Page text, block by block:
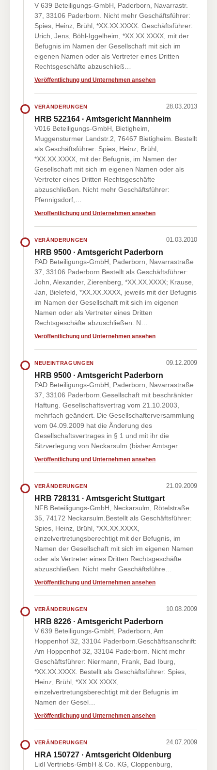
V 639 Beteiligungs-GmbH, Paderborn, Navarrastr.
37, 33106 Paderborn. Nicht mehr Geschäftsführer:
Spies, Heinz, Brühl, *XX.XX.XXXX. Geschäftsführer:
Urich, Jens, Böhl-Iggelheim, *XX.XX.XXXX, mit der
Befugnis im Namen der Gesellschaft mit sich im
eigenen Namen oder als Vertreter eines Dritten
Rechtsgeschäfte abzuschließ…
Veröffentlichung und Unternehmen ansehen
VERÄNDERUNGEN 28.03.2013
HRB 522164 · Amtsgericht Mannheim
V016 Beteiligungs-GmbH, Bietigheim,
Muggensturmer Landstr.2, 76467 Bietigheim. Bestellt
als Geschäftsführer: Spies, Heinz, Brühl,
*XX.XX.XXXX, mit der Befugnis, im Namen der
Gesellschaft mit sich im eigenen Namen oder als
Vertreter eines Dritten Rechtsgeschäfte
abzuschließen. Nicht mehr Geschäftsführer:
Pfennigsdorf,…
Veröffentlichung und Unternehmen ansehen
VERÄNDERUNGEN 01.03.2010
HRB 9500 · Amtsgericht Paderborn
PAD Beteiligungs-GmbH, Paderborn, Navarrastraße
37, 33106 Paderborn.Bestellt als Geschäftsführer:
John, Alexander, Zierenberg, *XX.XX.XXXX; Krause,
Jan, Bielefeld, *XX.XX.XXXX, jeweils mit der Befugnis
im Namen der Gesellschaft mit sich im eigenen
Namen oder als Vertreter eines Dritten
Rechtsgeschäfte abzuschließen. N…
Veröffentlichung und Unternehmen ansehen
NEUEINTRAGUNGEN 09.12.2009
HRB 9500 · Amtsgericht Paderborn
PAD Beteiligungs-GmbH, Paderborn, Navarrastraße
37, 33106 Paderborn.Gesellschaft mit beschränkter
Haftung. Gesellschaftsvertrag vom 21.10.2003,
mehrfach geändert. Die Gesellschafterversammlung
vom 04.09.2009 hat die Änderung des
Gesellschaftsvertrages in § 1 und mit ihr die
Sitzverlegung von Neckarsulm (bisher Amtsger…
Veröffentlichung und Unternehmen ansehen
VERÄNDERUNGEN 21.09.2009
HRB 728131 · Amtsgericht Stuttgart
NFB Beteiligungs-GmbH, Neckarsulm, Rötelstraße
35, 74172 Neckarsulm.Bestellt als Geschäftsführer:
Spies, Heinz, Brühl, *XX.XX.XXXX,
einzelvertretungsberechtigt mit der Befugnis, im
Namen der Gesellschaft mit sich im eigenen Namen
oder als Vertreter eines Dritten Rechtsgeschäfte
abzuschließen. Nicht mehr Geschäftsführe…
Veröffentlichung und Unternehmen ansehen
VERÄNDERUNGEN 10.08.2009
HRB 8226 · Amtsgericht Paderborn
V 639 Beteiligungs-GmbH, Paderborn, Am
Hoppenhof 32, 33104 Paderborn.Geschäftsanschrift:
Am Hoppenhof 32, 33104 Paderborn. Nicht mehr
Geschäftsführer: Niermann, Frank, Bad Iburg,
*XX.XX.XXXX. Bestellt als Geschäftsführer: Spies,
Heinz, Brühl, *XX.XX.XXXX,
einzelvertretungsberechtigt mit der Befugnis im
Namen der Gesel…
Veröffentlichung und Unternehmen ansehen
VERÄNDERUNGEN 24.07.2009
HRA 150727 · Amtsgericht Oldenburg
Lidl Vertriebs-GmbH & Co. KG, Cloppenburg,